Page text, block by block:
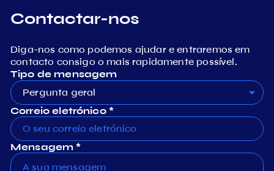
Contactar-nos
Diga-nos como podemos ajudar e entraremos em
contacto consigo o mais rapidamente possível.
Tipo de mensagem
Pergunta geral
Correio eletrónico *
Mensagem *